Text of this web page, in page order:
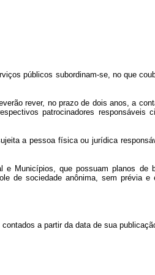
públicos subordinam-se, no que
rever, no prazo de dois anos, a
patrocinadores responsáveis
a pessoa física ou jurídica
e Municípios, que possuam planos de
de sociedade anônima, sem prévia e
a partir da data de sua